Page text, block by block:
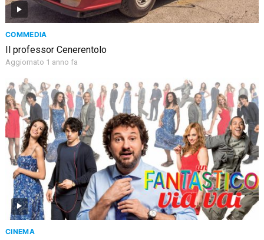
COMMEDIA
Il professor Cenerentolo
Aggiornato 1 anno fa
CINEMA